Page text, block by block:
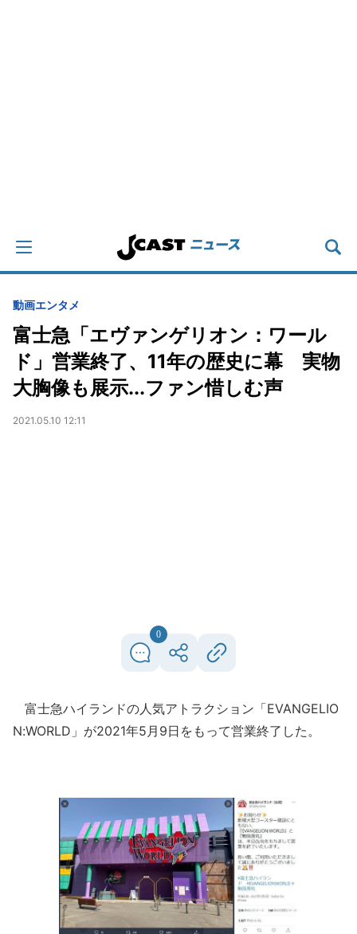
動画エンタメ
富士急「エヴァンゲリオン：ワール
ド」営業終了、11年の歴史に幕 実物
大胸像も展示...ファン惜しむ声
2021.05.10 12:11
0
富士急ハイランドの人気アトラクション「EVANGELIO
N:WORLD」が2021年5月9日をもって営業終了した。